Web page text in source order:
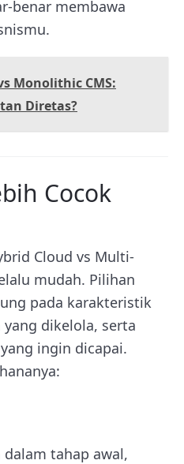
benar membawa
Monolithic CMS:
Diretas?
Cocok
Cloud vs Multi-
mudah. Pilihan
pada karakteristik
dikelola, serta
ingin dicapai.
tahap awal,